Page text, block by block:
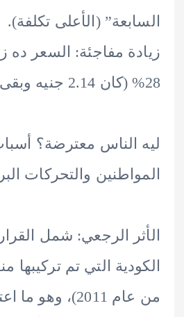
(الأعلى تكلفة).
مفاجئة: السعر ده زاد
الناس معترضة؟ أسباب
والتحركات البرلمانية:
الرجعي: شمل القرار
التي تم تركيبها منذ
من عام 2011)، وهو ما اعتبره